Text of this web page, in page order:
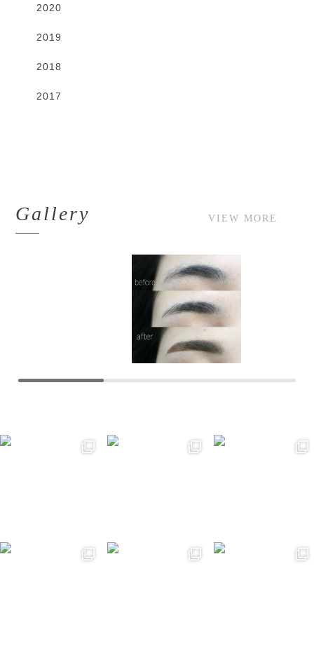
2020
2019
2018
2017
Gallery VIEW MORE